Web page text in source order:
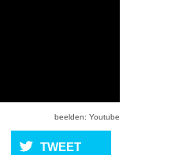
beelden: Youtube
TWEET